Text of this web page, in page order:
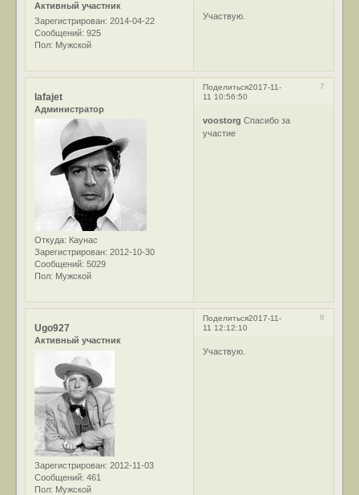
Активный участник
Зарегистрирован: 2014-04-22
Сообщений: 925
Пол: Мужской
Участвую.
Поделиться 7
2017-11-
11 10:56:50
lafajet
Администратор
Откуда: Каунас
Зарегистрирован: 2012-10-30
Сообщений: 5029
Пол: Мужской
voostorg Спасибо за
участие
Поделиться 8
2017-11-
11 12:12:10
Ugo927
Активный участник
Зарегистрирован: 2012-11-03
Сообщений: 461
Пол: Мужской
Участвую.